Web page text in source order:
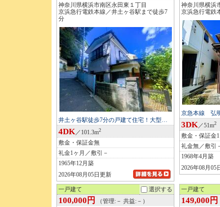
神奈川県横浜市南区永田東１丁目
京浜急行電鉄本線／井土ヶ谷駅まで徒歩7
分
井土ヶ谷駅徒歩7分の戸建て住宅！大型…
4DK／101.3m2
敷金・保証金無
礼金1ヶ月／敷引－
1965年12月築
2026年08月05日更新
神奈川県横浜
京浜急行電鉄
京急本線 弘
3DK／51m2
敷金・保証金
礼金無／敷引
1968年4月築
2026年08月05
一戸建て 選択する
100,000円
（管理:－ 共益:－）
一戸建て
149,000円